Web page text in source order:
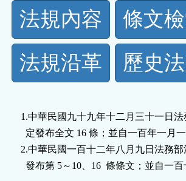
法
規
功
按
鈕
法規內容 條文
法規沿革
歷史
1.中華民國九十九年十二月三十一日
定發布全文 16 條；並自一百年一月
2.中華民國一百十二年八月九日法務部
發布第 5～10、16  條條文；並自一